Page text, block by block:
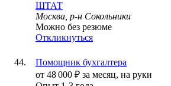
ШТАТ
Москва, р-н Сокольники
Можно без резюме
Откликнуться
Помощник бухгалтера
от 48 000 ₽ за месяц, на руки